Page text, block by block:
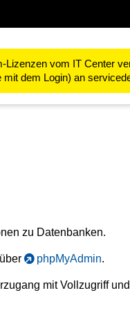
Lizenzen vom IT Center
dem Login) an
Befehle
zu Datenbanken.
phpMyAdmin.
mit Vollzugriff